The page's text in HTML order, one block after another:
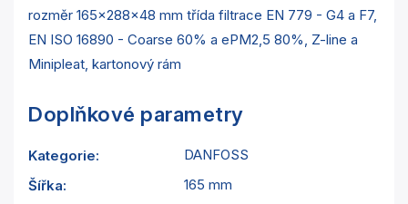
rozměr 165x288x48 mm třída filtrace EN 779 - G4 a F7,
EN ISO 16890 - Coarse 60% a ePM2,5 80%, Z-line a
Minipleat, kartonový rám
Doplňkové parametry
Kategorie:
DANFOSS
Šířka:
165 mm